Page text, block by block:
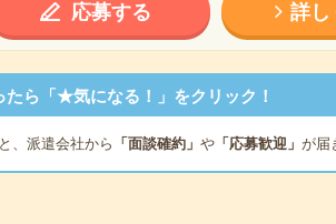
応募する 詳し
たら「★気になる！」をクリック！
、派遣会社から 「面談確約」 や「応募歓迎」 が届